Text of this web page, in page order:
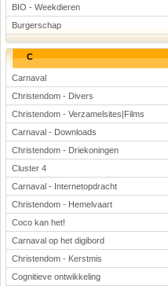
BIO - Weekdieren
Burgerschap
C
Carnaval
Christendom - Divers
Christendom - Verzamelsites|Films
Carnaval - Downloads
Christendom - Driekoningen
Cluster 4
Carnaval - Internetopdracht
Christendom - Hemelvaart
Coco kan het!
Carnaval op het digibord
Christendom - Kerstmis
Cognitieve ontwikkeling